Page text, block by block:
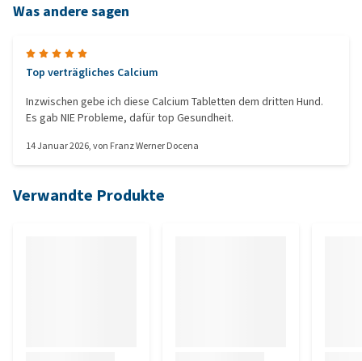
Was andere sagen
Top verträgliches Calcium
Inzwischen gebe ich diese Calcium Tabletten dem dritten Hund.
Es gab NIE Probleme, dafür top Gesundheit.
14 Januar 2026, von Franz Werner Docena
Verwandte Produkte